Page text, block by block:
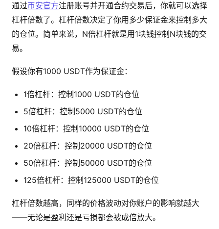
通过币安官方注册账号并开通合约交易后，你就可以选择
杠杆倍数了。杠杆倍数决定了你用多少保证金来控制多大
的仓位。简单来说，N倍杠杆就是用1块钱控制N块钱的交
易。
假设你有1000 USDT作为保证金：
1倍杠杆：控制1000 USDT的仓位
5倍杠杆：控制5000 USDT的仓位
10倍杠杆：控制10000 USDT的仓位
20倍杠杆：控制20000 USDT的仓位
50倍杠杆：控制50000 USDT的仓位
125倍杠杆：控制125000 USDT的仓位
杠杆倍数越高，同样的价格波动对你账户的影响就越大
——无论是盈利还是亏损都会被成倍放大。